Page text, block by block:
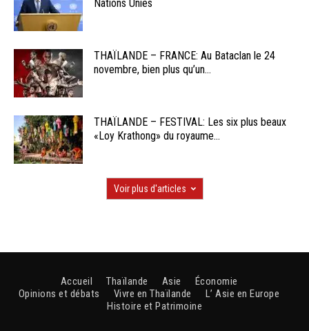
Nations Unies
THAÏLANDE – FRANCE: Au Bataclan le 24
novembre, bien plus qu’un...
THAÏLANDE – FESTIVAL: Les six plus beaux
«Loy Krathong» du royaume...
Voir plus d'articles
Accueil Thaïlande Asie
Économie
Opinions et débats
Vivre en Thaïlande
L’ Asie en Europe
Histoire et Patrimoine